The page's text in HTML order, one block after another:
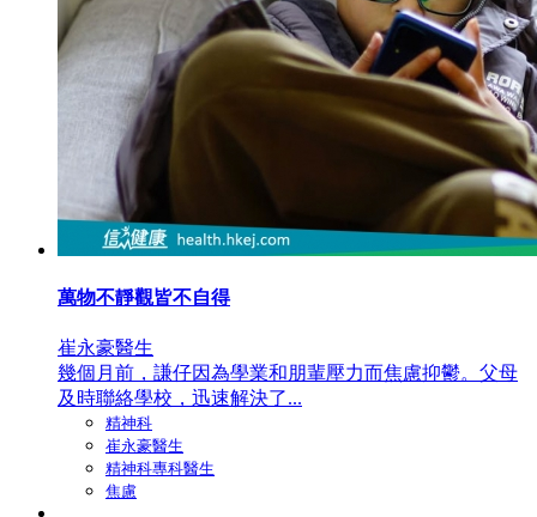
萬物不靜觀皆不自得
崔永豪醫生
幾個月前，謙仔因為學業和朋輩壓力而焦慮抑鬱。父母
及時聯絡學校，迅速解決了...
精神科
崔永豪醫生
精神科專科醫生
焦慮